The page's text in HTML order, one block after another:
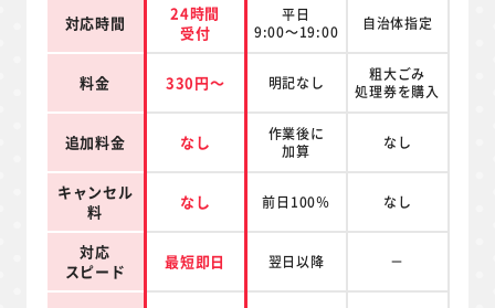
対応時間
24時間
受付
平日
9:00～19:00
自治体指定
料金 330円～ 明記なし
粗大ごみ
処理券を購入
追加料金 なし
作業後に
加算
なし
キャンセル
料
なし 前日100％ なし
対応
スピード
最短即日 翌日以降 －